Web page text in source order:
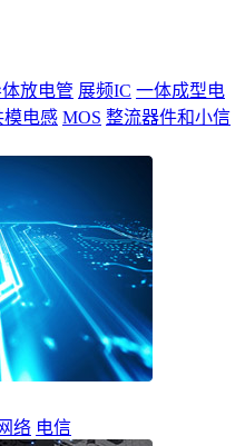
放电管 展频IC 一体成型电
模电感 MOS 整流器件和小信
网络 电信